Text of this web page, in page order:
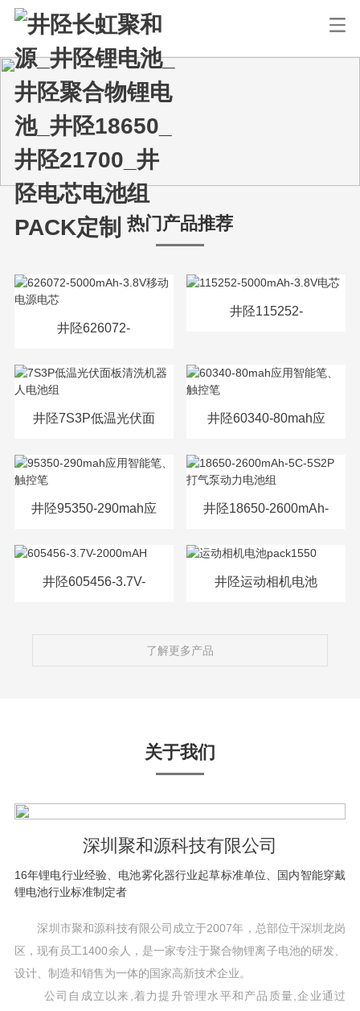
热门产品推荐
井陉626072-
井陉115252-
井陉7S3P低温光伏面 井陉60340-80mah应
井陉95350-290mah应 井陉18650-2600mAh-
电池组
井陉605456-3.7V- 井陉运动相机电池
了解更多产品
关于我们
深圳聚和源科技有限公司
16年锂电行业经验、电池雾化器行业起草标准单位、国内智能穿戴
锂电池行业标准制定者
深圳市聚和源科技有限公司成立于2007年，总部位干深圳龙岗
区，现有员工1400余人，是一家专注于聚合物锂离子电池的研发、
设计、制造和销售为一体的国家高新技术企业。
公司自成立以来,着力提升管理水平和产品质量,企业通过